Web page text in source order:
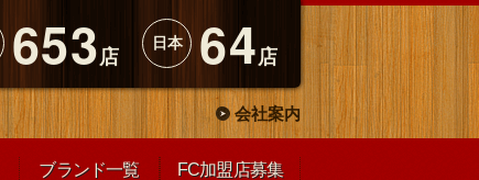
653店
日本 64店
会社案内
ブランド一覧 FC加盟店募集